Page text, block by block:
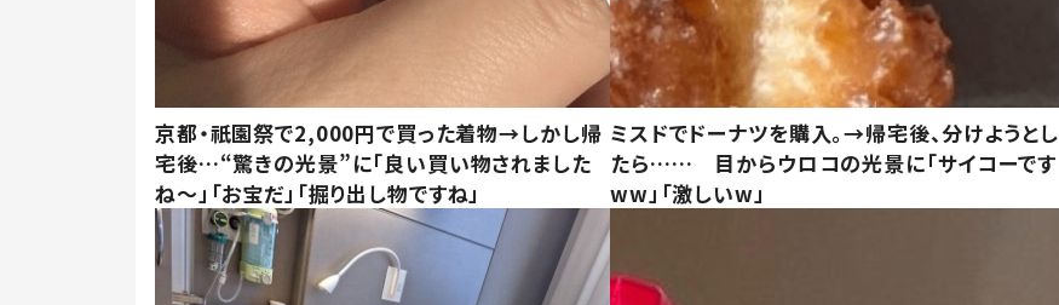
京都・祇園祭で2,000円で買った着物→しかし帰
宅後…“驚きの光景”に「良い買い物されました
ね～」「お宝だ」「掘り出し物ですね」
ミスドでドーナツを購入。→帰宅後、分けようとし
たら…… 目からウロコの光景に「サイコーです
ww」「激しいw」